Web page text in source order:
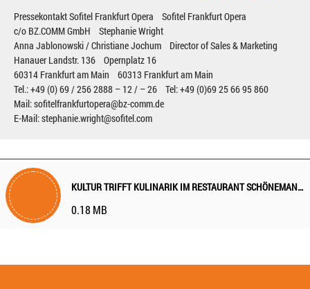
Pressekontakt Sofitel Frankfurt Opera Sofitel Frankfurt Opera
c/o BZ.COMM GmbH Stephanie Wright
Anna Jablonowski / Christiane Jochum Director of Sales & Marketing
Hanauer Landstr. 136 Opernplatz 16
60314 Frankfurt am Main 60313 Frankfurt am Main
Tel.: +49 (0) 69 / 256 2888 – 12 / – 26 Tel: +49 (0)69 25 66 95 860
Mail: sofitelfrankfurtopera@bz-comm.de
E-Mail: stephanie.wright@sofitel.com
KULTUR TRIFFT KULINARIK IM RESTAURANT SCHÖNEMANN NEUES MENÜ-ANGEBOT FÜR DEN THEATERBESUCH
0.18 MB